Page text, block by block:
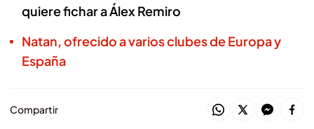
quiere fichar a Álex Remiro
Natan, ofrecido a varios clubes de Europa y
España
Compartir